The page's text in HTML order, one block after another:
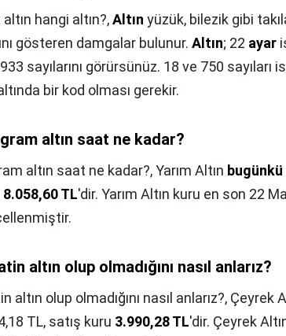
hangi altın?,Altın yüzük, bilezik gibi
gösteren damgalar bulunur. Altın; 22 ayar
sayılarını görürsünüz. 18 ve 750 sayıları
bir kod olması gerekir.
altın saat ne kadar?
altın saat ne kadar?,Yarım Altın
8.058,60 TL'dir. Yarım Altın kuru en son 22
altın olup olmadığını nasıl anlarız?
altın olup olmadığını nasıl anlarız?, Çeyrek
TL, satış kuru 3.990,28 TL'dir. Çeyrek